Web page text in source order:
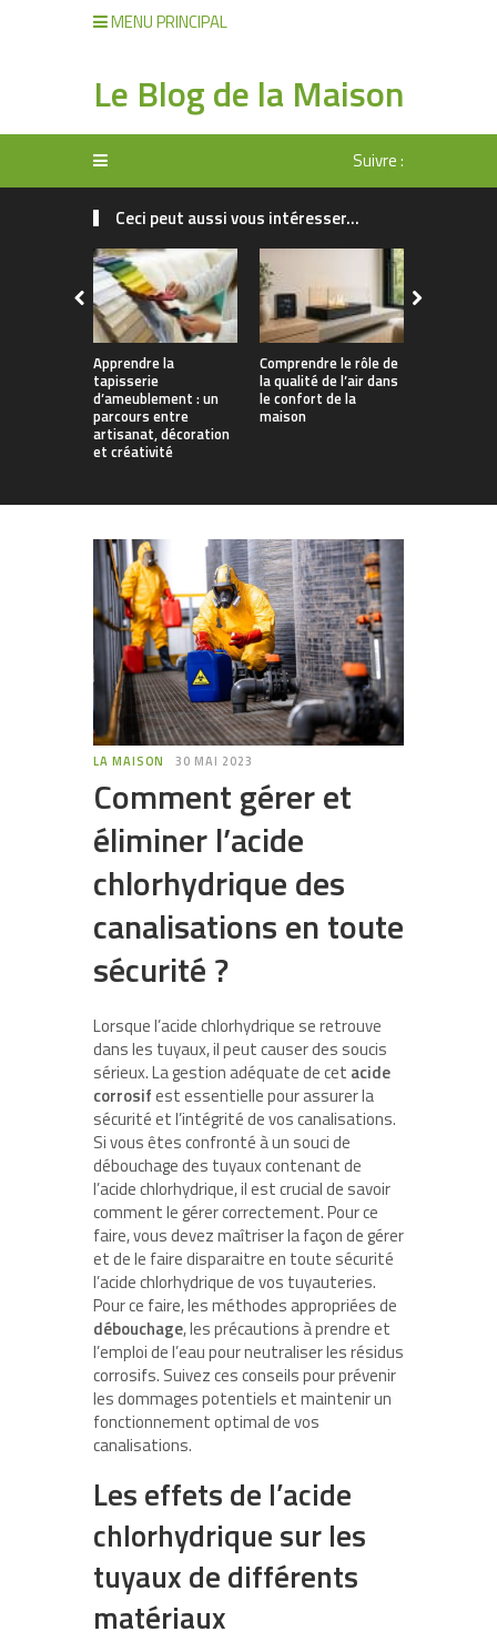
MENU PRINCIPAL
Le Blog de la Maison
Suivre :
Ceci peut aussi vous intéresser...
Apprendre la
tapisserie
d’ameublement : un
parcours entre
artisanat, décoration
et créativité
Comprendre le rôle de
la qualité de l’air dans
le confort de la
maison
LA MAISON 30 MAI 2023
Comment gérer et
éliminer l’acide
chlorhydrique des
canalisations en toute
sécurité ?
Lorsque l’acide chlorhydrique se retrouve
dans les tuyaux, il peut causer des soucis
sérieux. La gestion adéquate de cet acide
corrosifest essentielle pour assurer la
sécurité et l’intégrité de vos canalisations.
Si vous êtes confronté à un souci de
débouchage des tuyaux contenant de
l’acide chlorhydrique, il est crucial de savoir
comment le gérer correctement. Pour ce
faire, vous devez maîtriser la façon de gérer
et de le faire disparaitre en toute sécurité
l’acide chlorhydrique de vos tuyauteries.
Pour ce faire, les méthodes appropriées de
débouchage, les précautions à prendre et
l’emploi de l’eau pour neutraliser les résidus
corrosifs. Suivez ces conseils pour prévenir
les dommages potentiels et maintenir un
fonctionnement optimal de vos
canalisations.
Les effets de l’acide
chlorhydrique sur les
tuyaux de différents
matériaux